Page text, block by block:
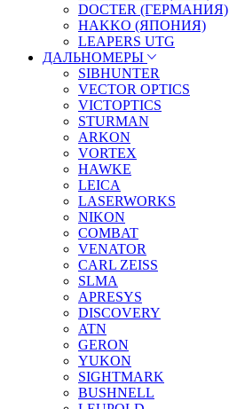
DOCTER (ГЕРМАНИЯ)
HAKKO (ЯПОНИЯ)
LEAPERS UTG
ДАЛЬНОМЕРЫ
SIBHUNTER
VECTOR OPTICS
VICTOPTICS
STURMAN
ARKON
VORTEX
HAWKE
LEICA
LASERWORKS
NIKON
COMBAT
VENATOR
CARL ZEISS
SLMA
APRESYS
DISCOVERY
ATN
GERON
YUKON
SIGHTMARK
BUSHNELL